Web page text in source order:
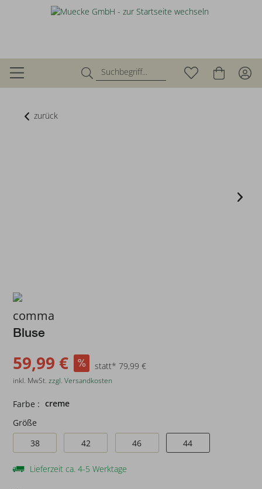
zurück
comma
Bluse
59,99 € statt* 79,99 €
inkl. MwSt.zzgl. Versandkosten
Farbe : creme
Größe
38
42 46 44
Lieferzeit ca. 4-5 Werktage